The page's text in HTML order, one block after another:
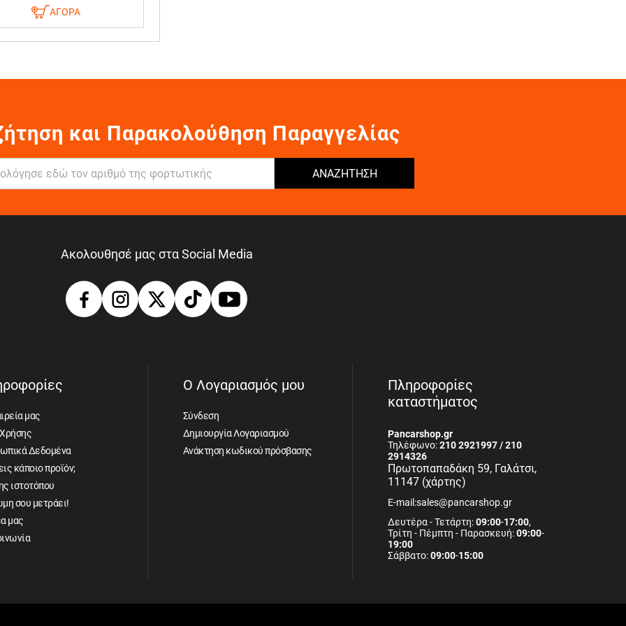
ΑΓΟΡΑ
και Παρακολούθηση Παραγγελίας
ΑΝΑΖΗΤΗΣΗ
Ακολουθησέ μας στα Social Media
μας
Δεδομένα
κάποιο προϊόν;
ιστοτόπου
σου μετράει!
μας
Ο Λογαριασμός μου
Σύνδεση
Δημιουργία Λογαριασμού
Ανάκτηση κωδικού πρόσβασης
Πληροφορίες
καταστήματος
Pancarshop.gr
Τηλέφωνο:210 2921997 / 210
2914326
Πρωτοπαπαδάκη 59, Γαλάτσι,
11147 (χάρτης)
E-mail:sales@pancarshop.gr
Δευτέρα - Τετάρτη:09:00-17:00,
Τρίτη - Πέμπτη - Παρασκευή:09:00-
19:00
Σάββατο:09:00-15:00